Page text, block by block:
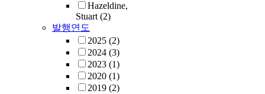
Hazeldine,
Stuart(2)
발행연도
2025 (2)
2024 (3)
2023 (1)
2020 (1)
2019 (2)